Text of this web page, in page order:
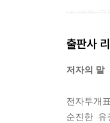
네 번째 고
이라크에
다섯 번째
검마저 거
출판사
저자의 말
전자투개
순진한